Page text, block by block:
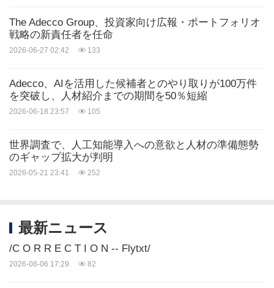
す。Adecco Group AGはスイスのチューリッヒに本
社を構え（ISIN：CH0012138605）、SIXスイス証
https://www.adeccogroup.com/
https://mma.prnasia.com/media2/2919475/The_Ade
cco_Group_Logo.jpg?p=medium600
Related Stocks:
The Adecco Group、投資家向け広報・ポートフォリオ
戦略の新責任者を任命
2026-06-27 02:42 133
Adecco、AIを活用した候補者とのやり取りが100万件
を突破し、人材紹介までの期間を50％短縮
2026-06-18 23:57 105
世界調査で、人工知能導入への意欲と人材の準備態勢
のギャップ拡大が判明
2026-05-21 23:41 252
最新ニュース
/C O R R E C T I O N -- Flytxt/
2026-08-06 17:29 82